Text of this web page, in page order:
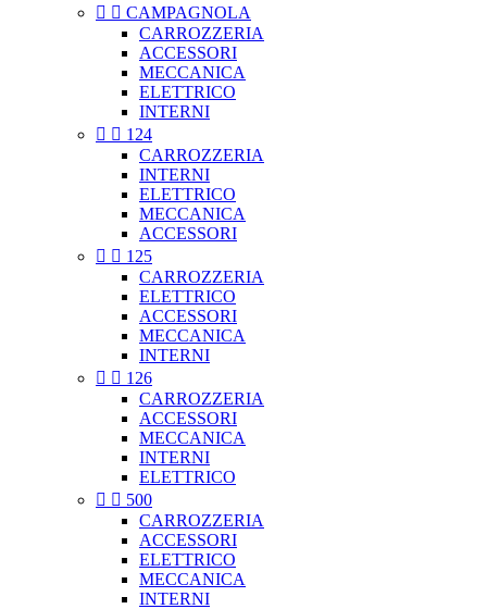
  CAMPAGNOLA
CARROZZERIA
ACCESSORI
MECCANICA
ELETTRICO
INTERNI
  124
CARROZZERIA
INTERNI
ELETTRICO
MECCANICA
ACCESSORI
  125
CARROZZERIA
ELETTRICO
ACCESSORI
MECCANICA
INTERNI
  126
CARROZZERIA
ACCESSORI
MECCANICA
INTERNI
ELETTRICO
  500
CARROZZERIA
ACCESSORI
ELETTRICO
MECCANICA
INTERNI